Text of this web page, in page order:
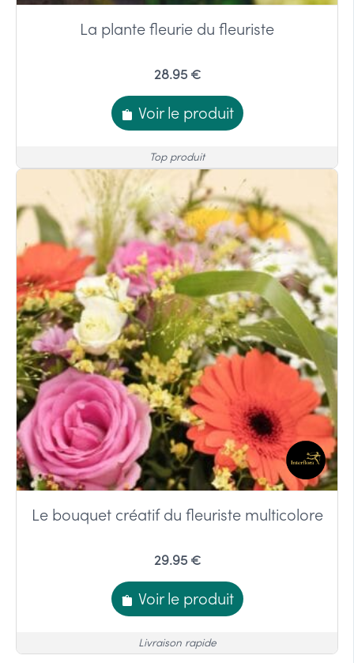
La plante fleurie du fleuriste
28.95 €
Voir le produit
Top produit
Le bouquet créatif du fleuriste multicolore
29.95 €
Voir le produit
Livraison rapide